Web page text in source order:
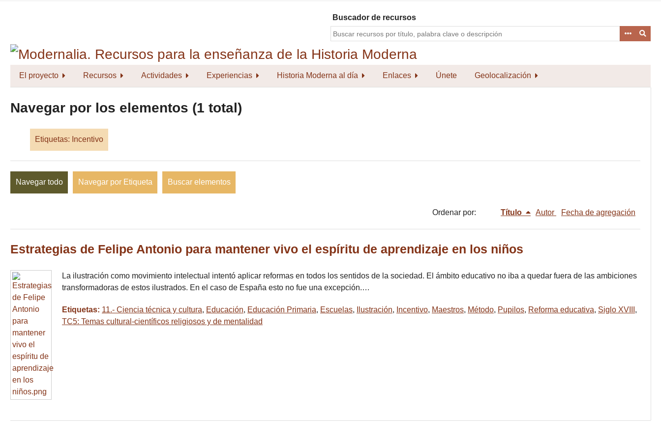
Buscador de recursos
El proyecto Recursos Actividades Experiencias Historia Moderna al día Enlaces Únete Geolocalización
Navegar por los elementos (1 total)
Etiquetas: Incentivo
Navegar todo Navegar por Etiqueta Buscar elementos
Ordenar por: Título Autor Fecha de agregación
Estrategias de Felipe Antonio para mantener vivo el espíritu de aprendizaje en los niños
La ilustración como movimiento intelectual intentó aplicar reformas en todos los sentidos de la sociedad. El ámbito educativo no iba a quedar fuera de las ambiciones
transformadoras de estos ilustrados. En el caso de España esto no fue una excepción.…
Etiquetas: 11.- Ciencia técnica y cultura, Educación, Educación Primaria, Escuelas, Ilustración, Incentivo, Maestros, Método, Pupilos, Reforma educativa, Siglo XVIII ,
TC5: Temas cultural-científicos religiosos y de mentalidad